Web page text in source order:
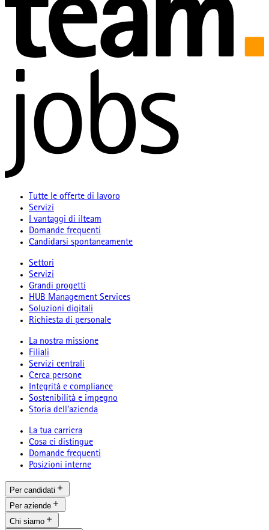
Tutte le offerte di lavoro
Servizi
I vantaggi di ilteam
Domande frequenti
Candidarsi spontaneamente
Settori
Servizi
Grandi progetti
HUB Management Services
Soluzioni digitali
Richiesta di personale
La nostra missione
Filiali
Servizi centrali
Cerca persone
Integrità e compliance
Sostenibilità e impegno
Storia dell’azienda
La tua carriera
Cosa ci distingue
Domande frequenti
Posizioni interne
Per candidati
Per aziende
Chi siamo